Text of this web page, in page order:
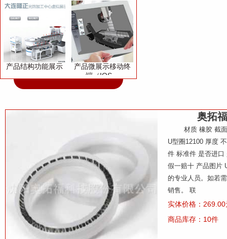
产品结构功能展示
产品微展示移动终
端（IOS、
奥拓
材质 橡胶 截面形
U型圈12100 厚度
件 标准件 是否进
假一赔十 产品图片
的专业人员。如若
销售。 联
实体价格：269.00
商品库存：10件